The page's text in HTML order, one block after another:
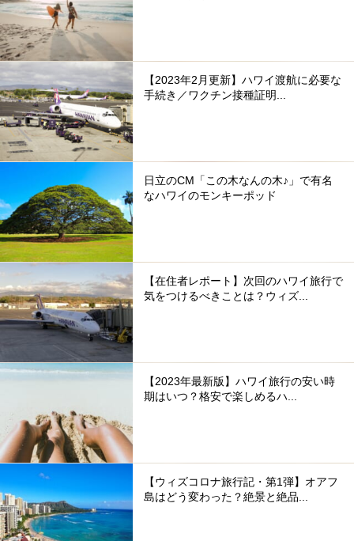
【2023年2月更新】ハワイ渡航に必要な
手続き／ワクチン接種証明...
日立のCM「この木なんの木♪」で有名
なハワイのモンキーポッド
【在住者レポート】次回のハワイ旅行で
気をつけるべきことは？ウィズ...
【2023年最新版】ハワイ旅行の安い時
期はいつ？格安で楽しめるハ...
【ウィズコロナ旅行記・第1弾】オアフ
島はどう変わった？絶景と絶品...